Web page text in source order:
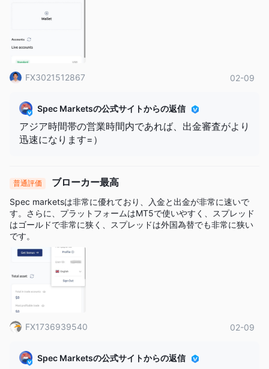
FX3021512867 02-09
Spec Marketsの公式サイトからの返信
アジア時間帯の営業時間内であれば、出金審査がより
迅速になります=）
普通評価 ブローカー最高
Spec marketsは非常に優れており、入金と出金が非常に速いで
す。さらに、プラットフォームはMT5で使いやすく、スプレッド
はゴールドで非常に狭く、スプレッドは外国為替でも非常に狭い
です。
FX1736939540 02-09
Spec Marketsの公式サイトからの返信